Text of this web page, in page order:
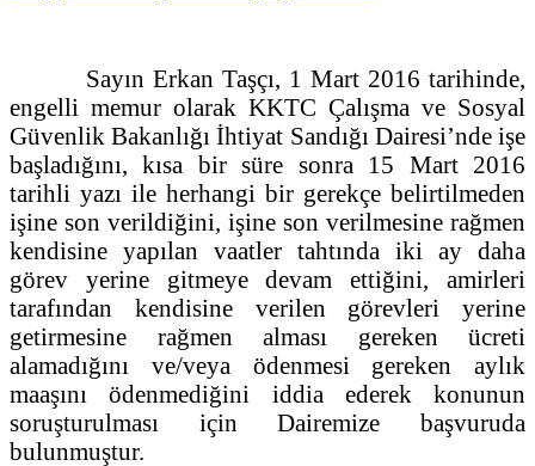
Sayın Erkan Taşçı, 1 Mart 2016 tarihinde,
engelli memur olarak KKTC Çalışma ve Sosyal
Güvenlik Bakanlığı İhtiyat Sandığı Dairesi’nde işe
başladığını, kısa bir süre sonra 15 Mart 2016
tarihli yazı ile herhangi bir gerekçe belirtilmeden
işine son verildiğini, işine son verilmesine rağmen
kendisine yapılan vaatler tahtında iki ay daha
görev yerine gitmeye devam ettiğini, amirleri
tarafından kendisine verilen görevleri yerine
getirmesine rağmen alması gereken ücreti
alamadığını ve/veya ödenmesi gereken aylık
maaşını ödenmediğini iddia ederek konunun
soruşturulması için Dairemize başvuruda
bulunmuştur.